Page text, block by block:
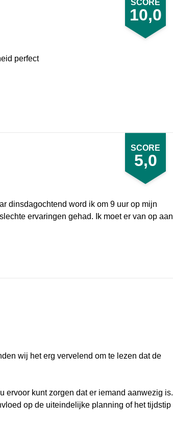
SCORE
10,0
perfect
SCORE
5,0
dinsdagochtend word ik om 9 uur op mijn
ervaringen gehad. Ik moet er van op aan
wij het erg vervelend om te lezen dat de
ervoor kunt zorgen dat er iemand aanwezig is.
op de uiteindelijke planning of het tijdstip